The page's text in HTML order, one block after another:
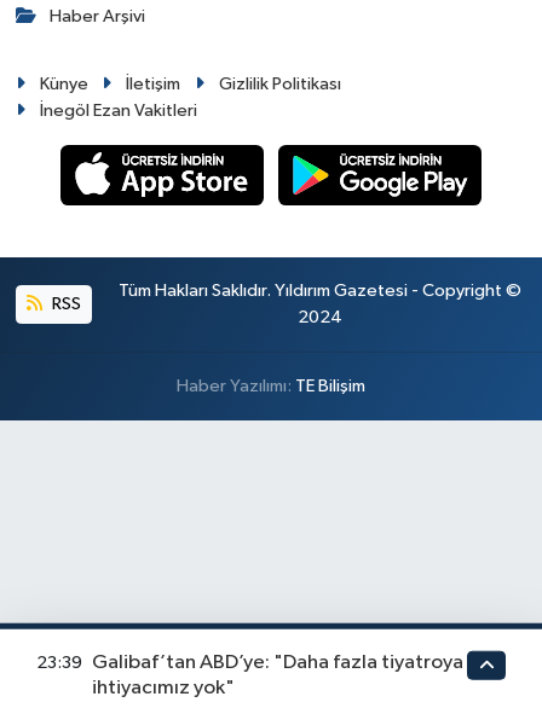
Haber Arşivi
Künye İletişim
Gizlilik Politikası
İnegöl Ezan Vakitleri
RSS
Tüm Hakları Saklıdır. Yıldırım Gazetesi - Copyright ©
2024
Haber Yazılımı: TE Bilişim
23:39
Galibaf’tan ABD’ye: "Daha fazla tiyatroya
ihtiyacımız yok"